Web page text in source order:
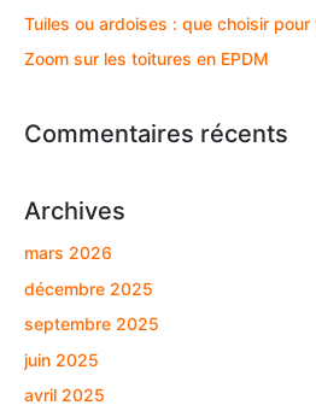
Tuiles ou ardoises : que choisir
Zoom sur les toitures en EPDM
Commentaires récents
Archives
mars 2026
décembre 2025
septembre 2025
juin 2025
avril 2025